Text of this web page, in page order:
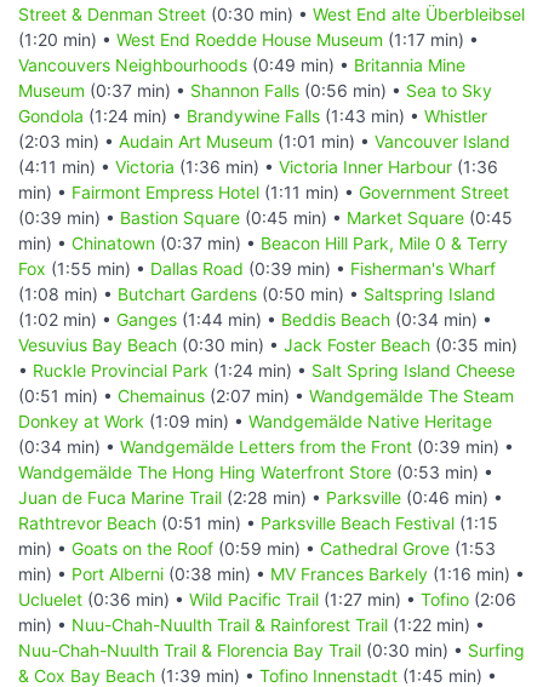
Street & Denman Street (0:30 min) • West End alte Überbleibsel
(1:20 min) • West End Roedde House Museum (1:17 min) •
Vancouvers Neighbourhoods (0:49 min) • Britannia Mine
Museum (0:37 min) • Shannon Falls (0:56 min) • Sea to Sky
Gondola (1:24 min) • Brandywine Falls (1:43 min) • Whistler
(2:03 min) • Audain Art Museum (1:01 min) • Vancouver Island
(4:11 min) • Victoria (1:36 min) • Victoria Inner Harbour (1:36
min) • Fairmont Empress Hotel (1:11 min) • Government Street
(0:39 min) • Bastion Square (0:45 min) • Market Square (0:45
min) • Chinatown (0:37 min) • Beacon Hill Park, Mile 0 & Terry
Fox (1:55 min) • Dallas Road (0:39 min) • Fisherman's Wharf
(1:08 min) • Butchart Gardens (0:50 min) • Saltspring Island
(1:02 min) • Ganges (1:44 min) • Beddis Beach (0:34 min) •
Vesuvius Bay Beach (0:30 min) • Jack Foster Beach (0:35 min)
• Ruckle Provincial Park (1:24 min) • Salt Spring Island Cheese
(0:51 min) • Chemainus (2:07 min) • Wandgemälde The Steam
Donkey at Work (1:09 min) • Wandgemälde Native Heritage
(0:34 min) • Wandgemälde Letters from the Front (0:39 min) •
Wandgemälde The Hong Hing Waterfront Store (0:53 min) •
Juan de Fuca Marine Trail (2:28 min) • Parksville (0:46 min) •
Rathtrevor Beach (0:51 min) • Parksville Beach Festival (1:15
min) • Goats on the Roof (0:59 min) • Cathedral Grove (1:53
min) • Port Alberni (0:38 min) • MV Frances Barkely (1:16 min) •
Ucluelet (0:36 min) • Wild Pacific Trail (1:27 min) • Tofino (2:06
min) • Nuu-Chah-Nuulth Trail & Rainforest Trail (1:22 min) •
Nuu-Chah-Nuulth Trail & Florencia Bay Trail (0:30 min) • Surfing
& Cox Bay Beach (1:39 min) • Tofino Innenstadt (1:45 min) •